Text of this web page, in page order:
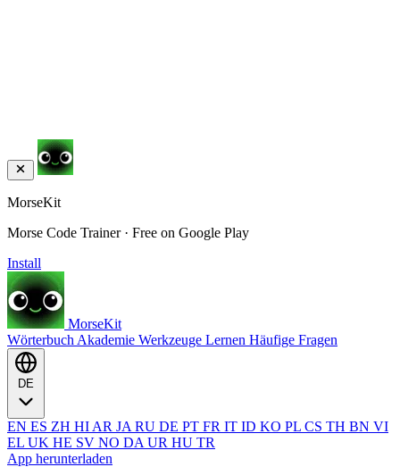
MorseKit
Morse Code Trainer · Free on Google Play
Install
MorseKit
Wörterbuch Akademie Werkzeuge Lernen Häufige Fragen
EN ES ZH HI AR JA RU DE PT FR IT ID KO PL CS TH BN VI
EL UK HE SV NO DA UR HU TR
App herunterladen